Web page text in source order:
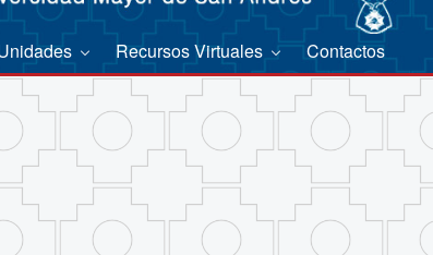
Recursos Virtuales Contactos